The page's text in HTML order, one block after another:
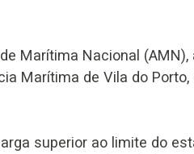
Marítima Nacional
Marítima de Vila do
superior ao limite do